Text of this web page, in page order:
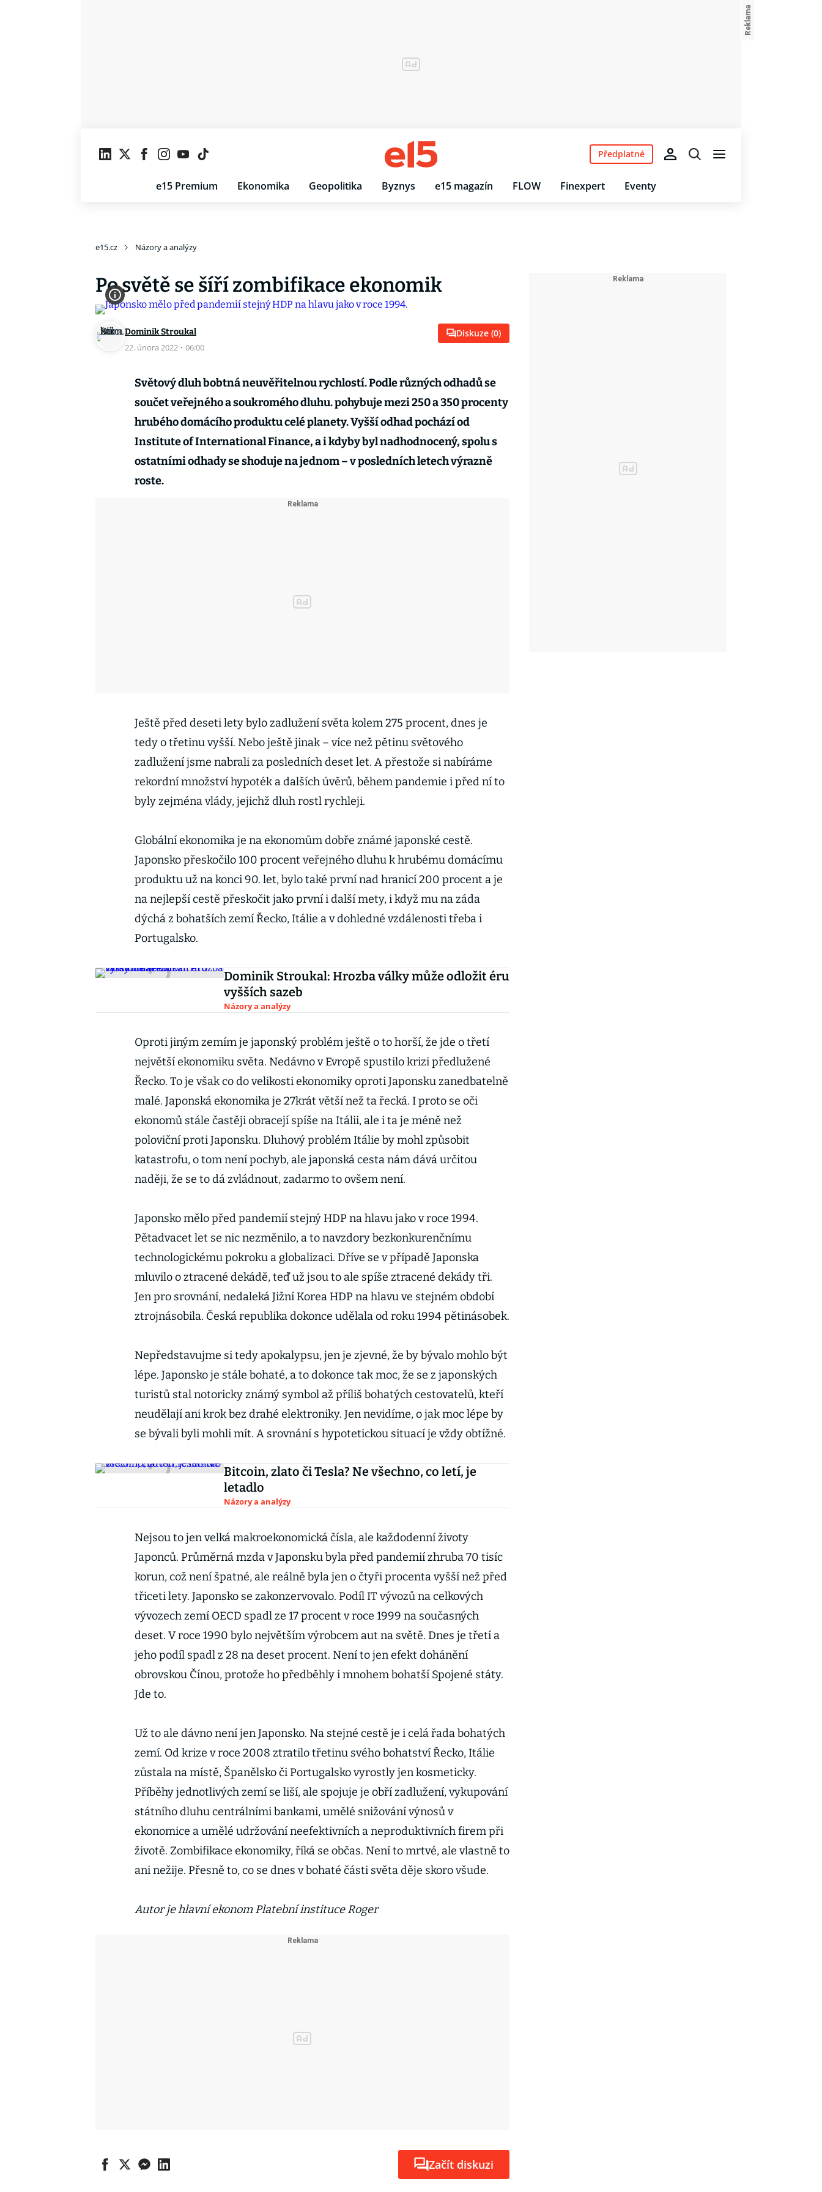
e15 Premium Ekonomika Geopolitika Byznys e15 magazín FLOW Finexpert Eventy
Předplatné
e15.cz Názory a analýzy
Po světě se šíří zombifikace ekonomik
Dominik Stroukal
22. února 2022 · 06:00
Diskuze (0)
Světový dluh bobtná neuvěřitelnou rychlostí. Podle různých odhadů se
součet veřejného a soukromého dluhu. pohybuje mezi 250 a 350 procenty
hrubého domácího produktu celé planety. Vyšší odhad pochází od
Institute of International Finance, a i kdyby byl nadhodnocený, spolu s
ostatními odhady se shoduje na jednom – v posledních letech výrazně
roste.
Ještě před deseti lety bylo zadlužení světa kolem 275 procent, dnes je
tedy o třetinu vyšší. Nebo ještě jinak – více než pětinu světového
zadlužení jsme nabrali za posledních deset let. A přestože si nabíráme
rekordní množství hypoték a dalších úvěrů, během pandemie i před ní to
byly zejména vlády, jejichž dluh rostl rychleji.
Globální ekonomika je na ekonomům dobře známé japonské cestě.
Japonsko přeskočilo 100 procent veřejného dluhu k hrubému domácímu
produktu už na konci 90. let, bylo také první nad hranicí 200 procent a je
na nejlepší cestě přeskočit jako první i další mety, i když mu na záda
dýchá z bohatších zemí Řecko, Itálie a v dohledné vzdálenosti třeba i
Portugalsko.
Dominik Stroukal: Hrozba války může odložit éru
vyšších sazeb
Názory a analýzy
Oproti jiným zemím je japonský problém ještě o to horší, že jde o třetí
největší ekonomiku světa. Nedávno v Evropě spustilo krizi předlužené
Řecko. To je však co do velikosti ekonomiky oproti Japonsku zanedbatelně
malé. Japonská ekonomika je 27krát větší než ta řecká. I proto se oči
ekonomů stále častěji obracejí spíše na Itálii, ale i ta je méně než
poloviční proti Japonsku. Dluhový problém Itálie by mohl způsobit
katastrofu, o tom není pochyb, ale japonská cesta nám dává určitou
naději, že se to dá zvládnout, zadarmo to ovšem není.
Japonsko mělo před pandemií stejný HDP na hlavu jako v roce 1994.
Pětadvacet let se nic nezměnilo, a to navzdory bezkonkurenčnímu
technologickému pokroku a globalizaci. Dříve se v případě Japonska
mluvilo o ztracené dekádě, teď už jsou to ale spíše ztracené dekády tři.
Jen pro srovnání, nedaleká Jižní Korea HDP na hlavu ve stejném období
ztrojnásobila. Česká republika dokonce udělala od roku 1994 pětinásobek.
Nepředstavujme si tedy apokalypsu, jen je zjevné, že by bývalo mohlo být
lépe. Japonsko je stále bohaté, a to dokonce tak moc, že se z japonských
turistů stal notoricky známý symbol až příliš bohatých cestovatelů, kteří
neudělají ani krok bez drahé elektroniky. Jen nevidíme, o jak moc lépe by
se bývali byli mohli mít. A srovnání s hypotetickou situací je vždy obtížné.
Bitcoin, zlato či Tesla? Ne všechno, co letí, je
letadlo
Názory a analýzy
Nejsou to jen velká makroekonomická čísla, ale každodenní životy
Japonců. Průměrná mzda v Japonsku byla před pandemií zhruba 70 tisíc
korun, což není špatné, ale reálně byla jen o čtyři procenta vyšší než před
třiceti lety. Japonsko se zakonzervovalo. Podíl IT vývozů na celkových
vývozech zemí OECD spadl ze 17 procent v roce 1999 na současných
deset. V roce 1990 bylo největším výrobcem aut na světě. Dnes je třetí a
jeho podíl spadl z 28 na deset procent. Není to jen efekt dohánění
obrovskou Čínou, protože ho předběhly i mnohem bohatší Spojené státy.
Jde to.
Už to ale dávno není jen Japonsko. Na stejné cestě je i celá řada bohatých
zemí. Od krize v roce 2008 ztratilo třetinu svého bohatství Řecko, Itálie
zůstala na místě, Španělsko či Portugalsko vyrostly jen kosmeticky.
Příběhy jednotlivých zemí se liší, ale spojuje je obří zadlužení, vykupování
státního dluhu centrálními bankami, umělé snižování výnosů v
ekonomice a umělé udržování neefektivních a neproduktivních firem při
životě. Zombifikace ekonomiky, říká se občas. Není to mrtvé, ale vlastně to
ani nežije. Přesně to, co se dnes v bohaté části světa děje skoro všude.
Autor je hlavní ekonom Platební instituce Roger
Začít diskuzi